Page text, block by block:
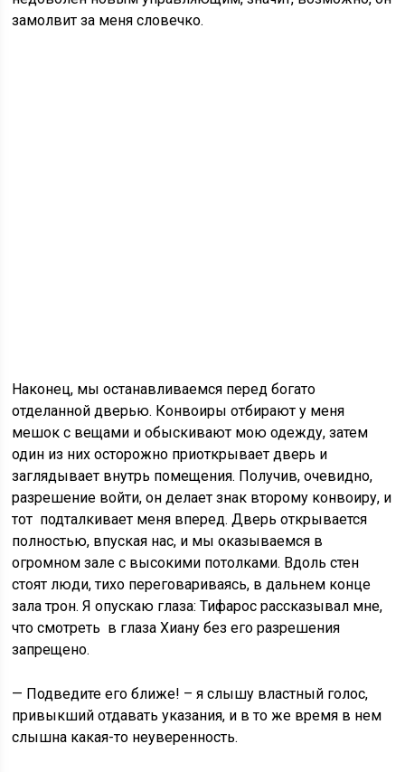
замолвит за меня словечко.
Наконец, мы останавливаемся перед богато
отделанной дверью. Конвоиры отбирают у меня
мешок с вещами и обыскивают мою одежду, затем
один из них осторожно приоткрывает дверь и
заглядывает внутрь помещения. Получив, очевидно,
разрешение войти, он делает знак второму конвоиру, и
тот подталкивает меня вперед. Дверь открывается
полностью, впуская нас, и мы оказываемся в
огромном зале с высокими потолками. Вдоль стен
стоят люди, тихо переговариваясь, в дальнем конце
зала трон. Я опускаю глаза: Тифарос рассказывал мне,
что смотреть в глаза Хиану без его разрешения
запрещено.
— Подведите его ближе! – я слышу властный голос,
привыкший отдавать указания, и в то же время в нем
слышна какая-то неуверенность.